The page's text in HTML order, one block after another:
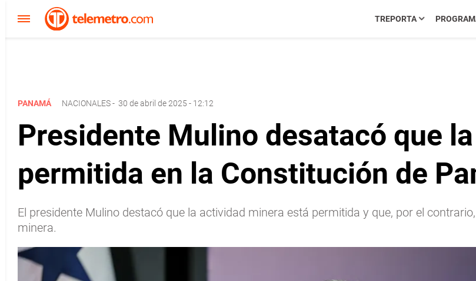
TREPORTA
PANAMÁ NACIONALES- 30 de abril de 2025 - 12:12
Presidente Mulino desatacó que
permitida en la Constitución de
El presidente Mulino destacó que la actividad minera está permitida y que, por el
minera.